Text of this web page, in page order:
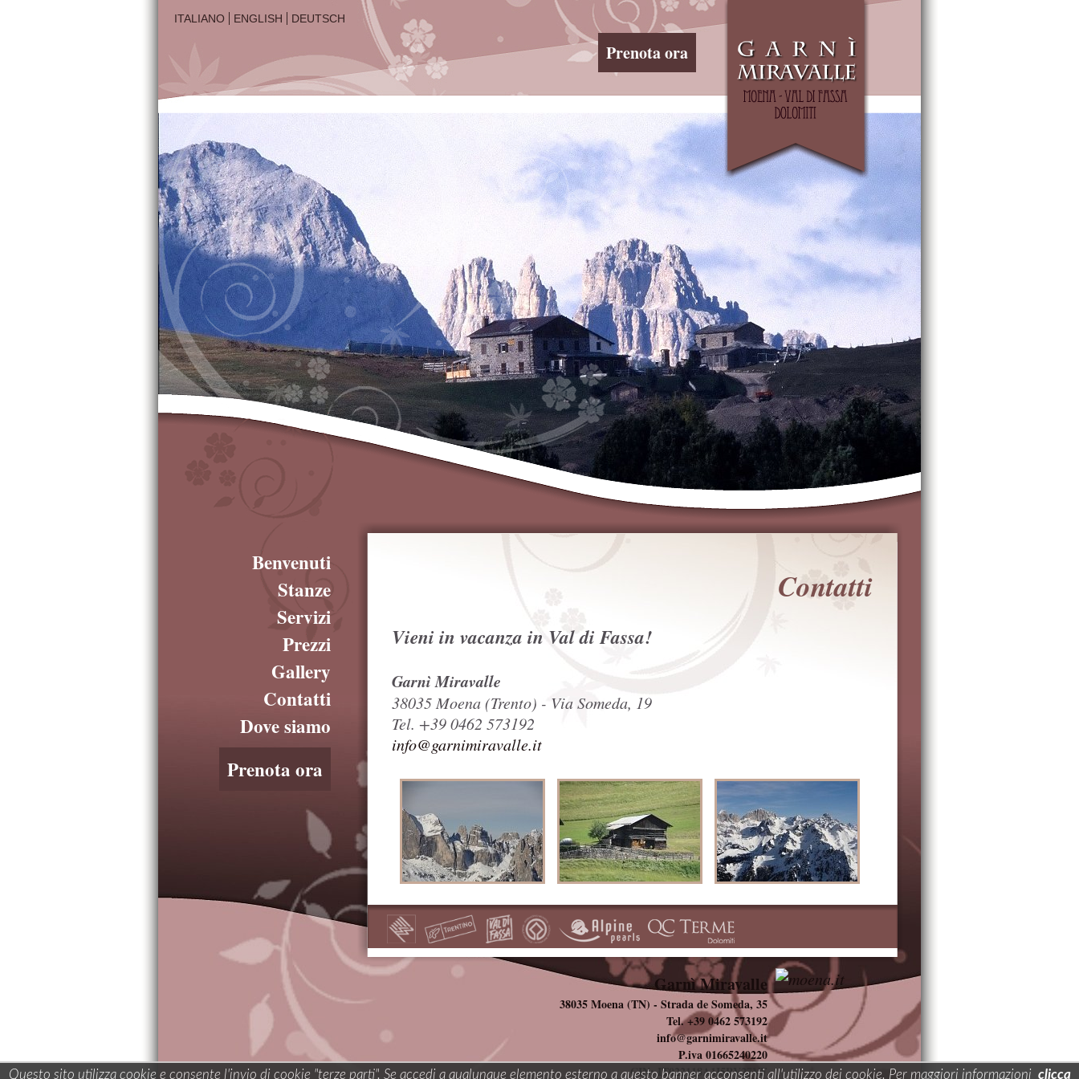
ITALIANO ENGLISH DEUTSCH
Prenota ora
Benvenuti
Stanze
Servizi
Prezzi
Gallery
Contatti
Dove siamo
Prenota ora
Contatti
Vieni in vacanza in Val di Fassa!
Garnì Miravalle
38035 Moena (Trento) - Via Someda, 19
Tel. +39 0462 573192
info@garnimiravalle.it
Garnì Miravalle
38035 Moena (TN) - Strada de Someda, 35
Tel. +39 0462 573192
info@garnimiravalle.it
P.iva 01665240220
CIN: IT022118A1I5PV27VF
Questo sito utilizza cookie e consente l'invio di cookie "terze parti". Se accedi a qualunque elemento esterno a questo banner acconsenti all'utilizzo dei cookie. Per maggiori informazioni clicca